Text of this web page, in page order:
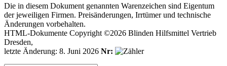
Die in diesem Dokument genannten Warenzeichen sind Eigentum
der jeweiligen Firmen. Preisänderungen, Irrtümer und technische
Änderungen vorbehalten.
HTML-Dokumente Copyright ©2026 Blinden Hilfsmittel Vertrieb
Dresden,
letzte Änderung: 8. Juni 2026 Nr: